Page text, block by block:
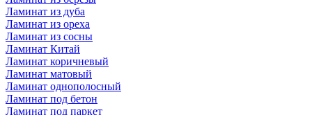
Ламинат из дуба
Ламинат из ореха
Ламинат из сосны
Ламинат Китай
Ламинат коричневый
Ламинат матовый
Ламинат однополосный
Ламинат под бетон
Ламинат под паркет